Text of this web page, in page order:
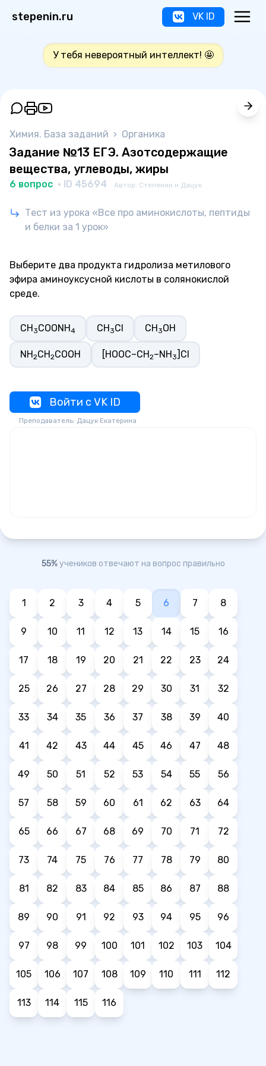
stepenin.ru VK ID
У тебя невероятный интеллект! 🤩
Химия. База заданий › Органика
Задание №13 ЕГЭ. Азотсодержащие
вещества, углеводы, жиры
6 вопрос · ID 45694 Автор: Степенин и Дацук
Тест из урока «Все про аминокислоты, пептиды
и белки за 1 урок»
Выберите два продукта гидролиза метилового
эфира аминоуксусной кислоты в солянокислой
среде.
CH3COONH4 CH3Cl CH3OH
NH2CH2COOH [HOOC–CH2–NH3]Cl
Войти с VK ID
Преподаватель: Дацук Екатерина
55%учеников отвечают на вопрос правильно
1 2 3 4 5 6 7 8
9 10 11 12 13 14 15 16
17 18 19 20 21 22 23 24
25 26 27 28 29 30 31 32
33 34 35 36 37 38 39 40
41 42 43 44 45 46 47 48
49 50 51 52 53 54 55 56
57 58 59 60 61 62 63 64
65 66 67 68 69 70 71 72
73 74 75 76 77 78 79 80
81 82 83 84 85 86 87 88
89 90 91 92 93 94 95 96
97 98 99 100 101 102 103 104
105 106 107 108 109 110 111 112
113 114 115 116